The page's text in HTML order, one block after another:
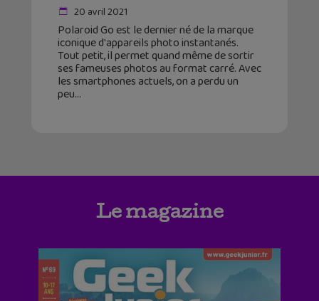
20 avril 2021
Polaroid Go est le dernier né de la marque
iconique d'appareils photo instantanés.
Tout petit, il permet quand même de sortir
ses fameuses photos au format carré. Avec
les smartphones actuels, on a perdu un
peu
Le magazine